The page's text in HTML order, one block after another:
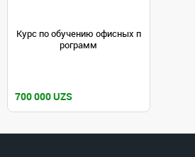
Курс по обучению офисных п
рограмм
700 000 UZS